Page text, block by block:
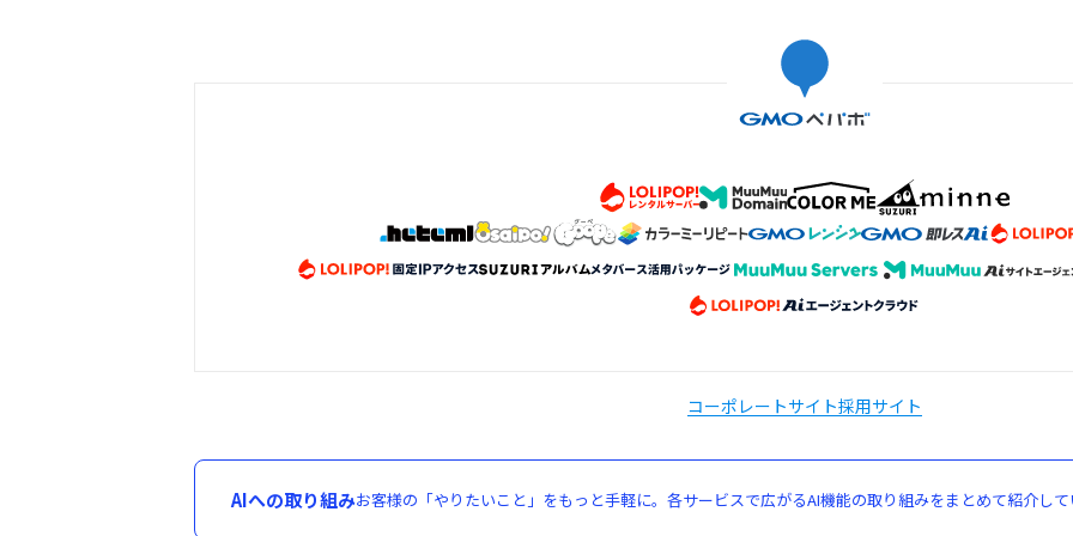
コーポレートサイト採用サイト
AIへの取り組みお客様の「やりたいこと」をもっと手軽に。各サービスで広がるAI機能の取り組みをまとめて紹介し